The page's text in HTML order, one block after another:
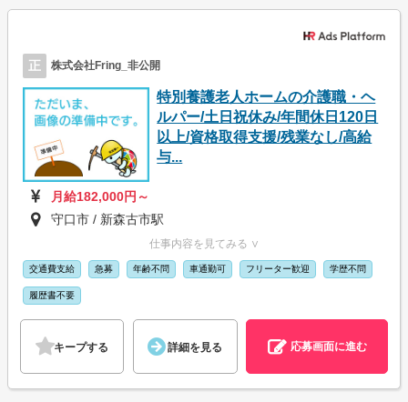
正 株式会社Fring_非公開
特別養護老人ホームの介護職・ヘ
ルパー/土日祝休み/年間休日120日
以上/資格取得支援/残業なし/高給
与...
月給182,000円～
守口市 / 新森古市駅
仕事内容を見てみる ∨
交通費支給 急募 年齢不問 車通勤可 フリーター歓迎 学歴不問
履歴書不要
キープする 詳細を見る 応募画面に進む